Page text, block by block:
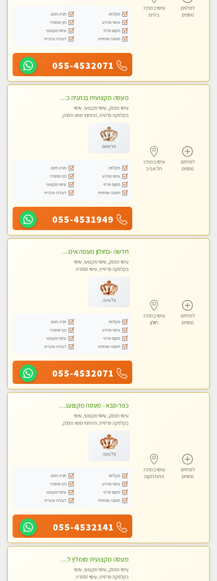
לפרטים
נוספים
עיסוי במרכז
בת ים
מקלחת
חניה חינם
עיסוי מרגיע
נקי ומסודר
מקום פרטי
עיסוי מקצועי
תמונה אמיתית
דוברת עיברית
055-4532071
לפרטים
נוספים
עיסוי במרכז
תל-אביב
מעסה מקצועית בנתניה כל סוגי העיסויים מעסה מקצועית ואיכותית פרטי!!!
עיסוי מפנק, עיסוי מקצועי, עיסוי
בקלניקה פרטית, מתחמי ספא מפנק,
פרימיום
מקלחת
חניה חינם
עיסוי מרגיע
נקי ומסודר
מקום פרטי
עיסוי מקצועי
תמונה אמיתית
דוברת עיברית
055-4531949
לפרטים
נוספים
עיסוי במרכז
חולון
חדשה -בחולון מעסה איכותית מפנקת ומקצועית לעיסוי חלומי ..... ללא מין
עיסוי מפנק, עיסוי מקצועי, עיסוי
בקלניקה פרטית, עיסוי טנטרה
פלטינה
מקלחת
חניה חינם
עיסוי מרגיע
נקי ומסודר
מקום פרטי
עיסוי מקצועי
תמונה אמיתית
דוברת עיברית
055-4532071
לפרטים
נוספים
עיסוי במרכז
פתח-תקוה
כפר-סבא - מעסה מקצוענית אלופה-מומלץ לחלוטין!! מעסה מקצועית ואיכותית
עיסוי מפנק, עיסוי מקצועי, עיסוי
בקלניקה פרטית, מתחמי ספא מפנק,
פלטינה
מקלחת
חניה חינם
עיסוי מרגיע
נקי ומסודר
מקום פרטי
עיסוי מקצועי
תמונה אמיתית
דוברת עיברית
055-4532141
מעסה מקצועית מומלץ לחלוטין! כל סוגי העיסויים מעסה מקצועית ואיכותית פרטי!!!
עיסוי מפנק, עיסוי מקצועי, עיסוי
בקלניקה פרטית, עיסוי טנטרה